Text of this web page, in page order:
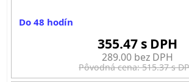
Do 48 hodín
355.47 s DPH
289.00 bez DPH
Pôvodná cena: 515.37 s